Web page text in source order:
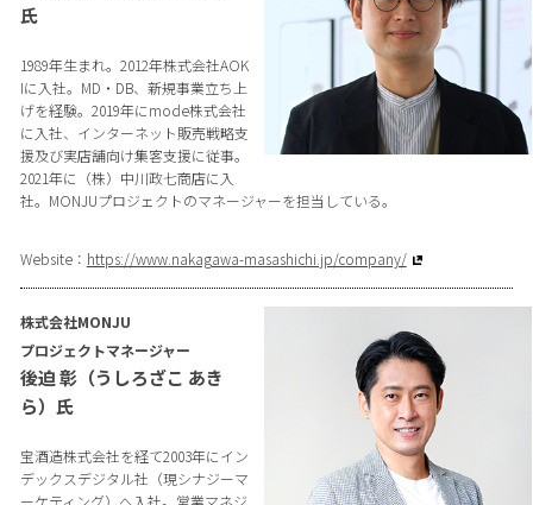
氏
1989年生まれ。2012年株式会社AOK
Iに入社。MD・DB、新規事業立ち上
げを経験。2019年にmode株式会社
に入社、インターネット販売戦略支
援及び実店舗向け集客支援に従事。
2021年に（株）中川政七商店に入
社。MONJUプロジェクトのマネージャーを担当している。
Website： https://www.nakagawa-masashichi.jp/company/
株式会社MONJU
プロジェクトマネージャー
後迫 彰（うしろざこ あき
ら）氏
宝酒造株式会社を経て2003年にイン
デックスデジタル社（現シナジーマ
ーケティング）へ入社。営業マネジ